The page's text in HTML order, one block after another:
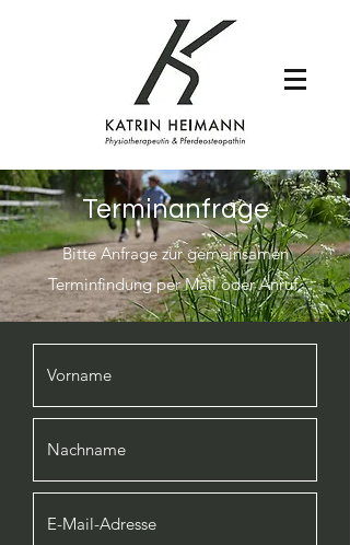
Terminanfrage
Bitte Anfrage zur gemeinsamen
Terminfindung per Mail oder Anruf.